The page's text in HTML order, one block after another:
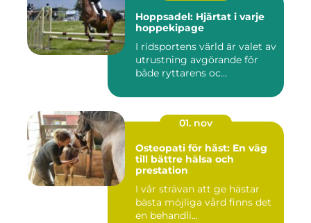
Hoppsadel: Hjärtat i varje
hoppekipage
I ridsportens värld är valet av
utrustning avgörande för
både ryttarens oc...
01. nov
Osteopati för häst: En väg
till bättre hälsa och
prestation
I vår strävan att ge hästar
bästa möjliga vård finns det
en behandli...